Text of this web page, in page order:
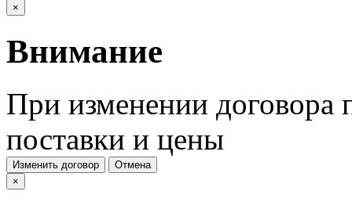
×
Внимание
При изменении договора
поставки и цены
Изменить договор
Отмена
×